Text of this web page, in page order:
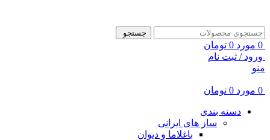
جستجو
0 مورد 0 تومان
ورود / ثبت نام
منو
0 مورد 0 تومان
دسته بندی
ساز های ایرانی
باغلاما و دیوان